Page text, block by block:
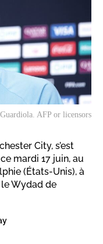
AFP or licensors
City, s’est
mardi 17 juin, au
(États-Unis), à
Wydad de